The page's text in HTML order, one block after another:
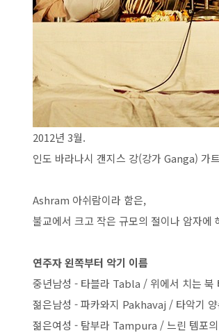
2012년 3월.
인도 바라나시 갠지스 강(강가 Ganga) 가
Ashram 아쉬람이라 함은,
불교에서 크고 작은 규모의 절이나 암자에
연주자 왼쪽부터 악기 이름
중년남성 - 타블라 Tabla / 위에서 치는 북
젊은남성 - 파카와지 Pakhavaj / 타악기
젊은여성 - 탐부라 Tampura / 느린 템포